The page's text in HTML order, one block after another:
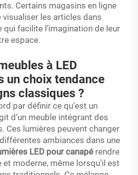
Certains magasins en ligne
les articles dans
qui facilite l’imagination de leur
espace.
à LED
un choix tendance
classiques ?
par définir ce qu’est un
d’un meuble intégrant des
Ces lumières peuvent changer
ambiances dans une
LED pour canapé rendre
et moderne, même lorsqu'il est